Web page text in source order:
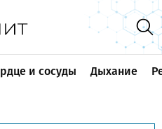
и сосуды Дыхание